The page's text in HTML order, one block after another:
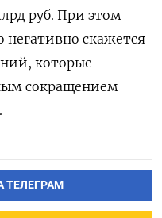
руб. При этом
негативно скажется
которые
сокращением
ТЕЛЕГРАМ